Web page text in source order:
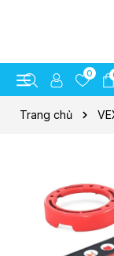
0
Trang chủ